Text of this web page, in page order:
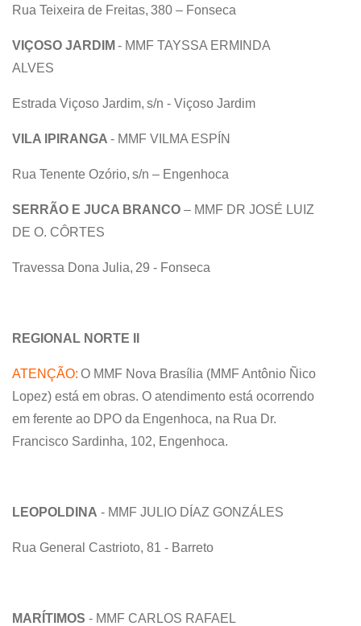
Rua Teixeira de Freitas, 380 – Fonseca
VIÇOSO JARDIM - MMF TAYSSA ERMINDA
ALVES
Estrada Viçoso Jardim, s/n - Viçoso Jardim
VILA IPIRANGA - MMF VILMA ESPÍN
Rua Tenente Ozório, s/n – Engenhoca
SERRÃO E JUCA BRANCO – MMF DR JOSÉ LUIZ
DE O. CÔRTES
Travessa Dona Julia, 29 - Fonseca
REGIONAL NORTE II
ATENÇÃO: O MMF Nova Brasília (MMF Antônio Ñico
Lopez) está em obras. O atendimento está ocorrendo
em ferente ao DPO da Engenhoca, na Rua Dr.
Francisco Sardinha, 102, Engenhoca.
LEOPOLDINA - MMF JULIO DÍAZ GONZÁLES
Rua General Castrioto, 81 - Barreto
MARÍTIMOS - MMF CARLOS RAFAEL